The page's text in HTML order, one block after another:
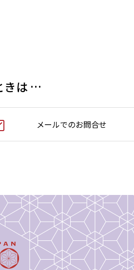
きは …
メールでのお問合せ